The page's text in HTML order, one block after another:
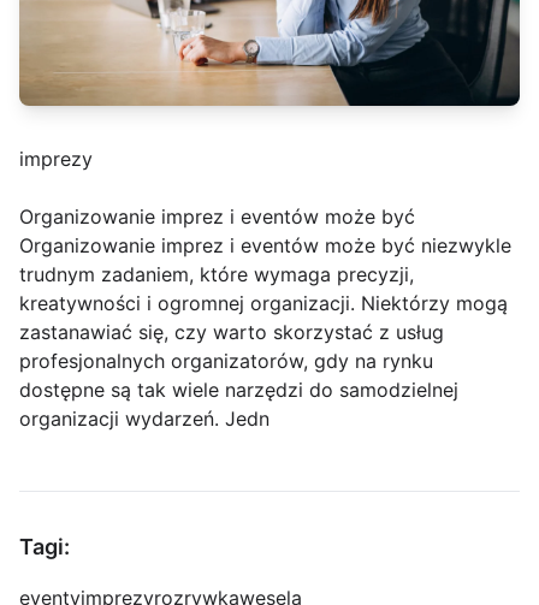
imprezy
Organizowanie imprez i eventów może być
Organizowanie imprez i eventów może być niezwykle
trudnym zadaniem, które wymaga precyzji,
kreatywności i ogromnej organizacji. Niektórzy mogą
zastanawiać się, czy warto skorzystać z usług
profesjonalnych organizatorów, gdy na rynku
dostępne są tak wiele narzędzi do samodzielnej
organizacji wydarzeń. Jedn
Tagi:
eventyimprezyrozrywkawesela